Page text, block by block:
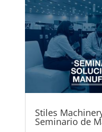
Stiles
Seminario de